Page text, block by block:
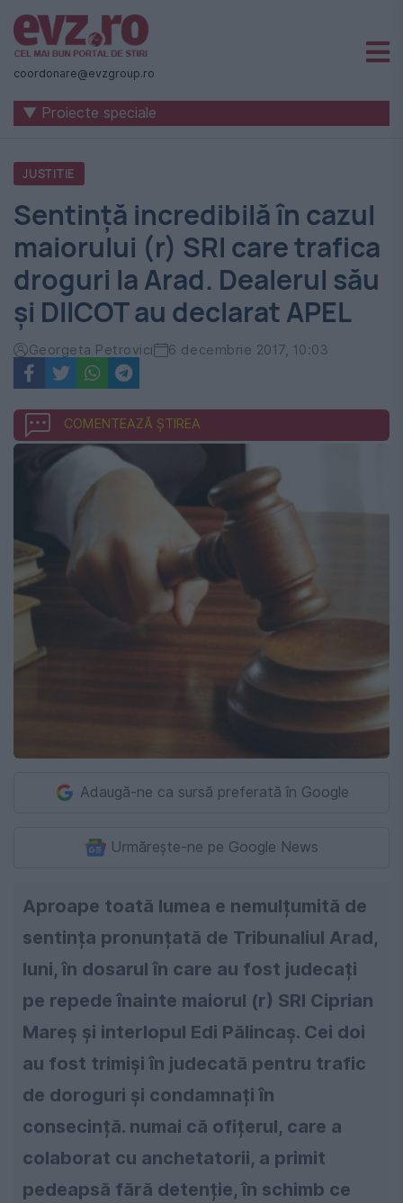
Știri
naționale
internaționale
România
-
Evenimentul
Zilei
coordonare@evzgroup.ro
▼ Proiecte speciale
JUSTITIE
Sentință incredibilă în cazul
maiorului (r) SRI care trafica
droguri la Arad. Dealerul său
și DIICOT au declarat APEL
Georgeta Petrovici 6 decembrie 2017, 10:03
COMENTEAZĂ ȘTIREA
Adaugă-ne ca sursă preferată în Google
Urmărește-ne pe Google News
Aproape toată lumea e nemulțumită de
sentința pronunțată de Tribunaliul Arad,
luni, în dosarul în care au fost judecați
pe repede înainte maiorul (r) SRI Ciprian
Mareș și interlopul Edi Pălincaș. Cei doi
au fost trimiși în judecată pentru trafic
de doroguri și condamnați în
consecință. numai că ofițerul, care a
colaborat cu anchetatorii, a primit
pedeapsă fără detenție, în schimb ce